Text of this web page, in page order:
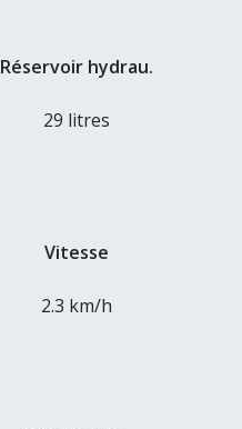
Réservoir hydrau.
29 litres
Vitesse
2.3 km/h